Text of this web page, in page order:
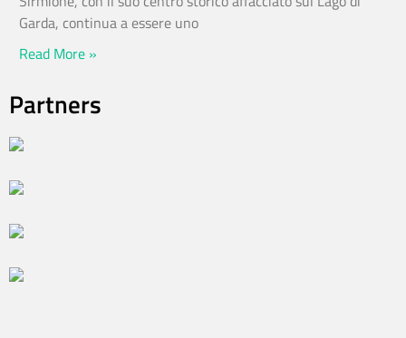
Garda, continua a essere uno
Read More »
Partners